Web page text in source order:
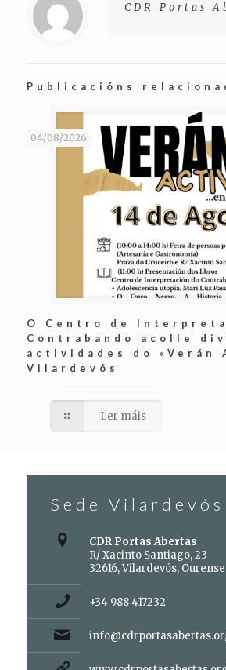
CDR Portas
Publicacións
04/08/2026
O Centro de
Contrabando acolle
actividades do «Verán
Vilardevós
Ler máis
Sede Vilardevós
CDR Portas Abertas
R/ Xacinto Santiago, 23
32616, Vilardevós, Ourense
+34 988 417232